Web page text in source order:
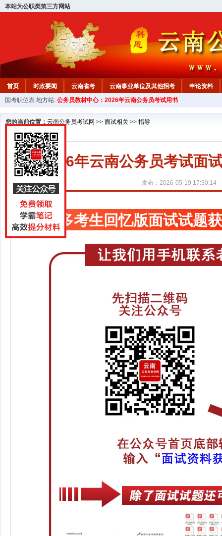
本站为公职类第三方网站
首页 时政要闻 云南省考 云南事业单位及其他招考
申论资料
国考职位表 地方站: 公务员教材中心：2026年云南公务员考试用书
您的当前位置： 云南公务员考试网 >> 面试相关 >> 指导
2026年云南公务员考试面
发布：2026-05-19 17:30:14
更多考生回忆版面试试题